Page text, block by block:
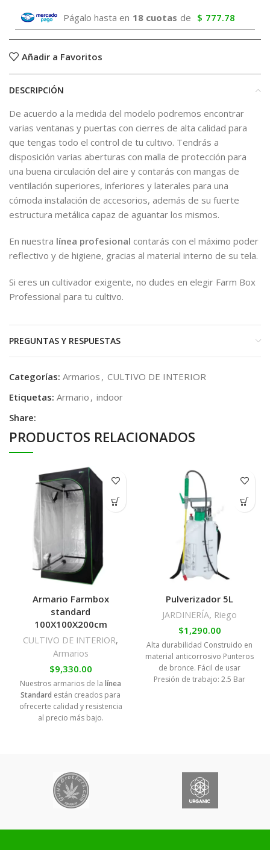
Págalo hasta en 18 cuotas de $ 777.78
Añadir a Favoritos
DESCRIPCIÓN
De acuerdo a la medida del modelo podremos encontrar
varias ventanas y puertas con cierres de alta calidad para
que tengas todo el control de tu cultivo. Tendrás a
disposición varias aberturas con malla de protección para
una buena circulación del aire y contarás con mangas de
ventilación superiores, inferiores y laterales para una
cómoda instalación de accesorios, además de su fuerte
estructura metálica capaz de aguantar los mismos.
En nuestra línea profesional contarás con el máximo poder
reflectivo y de higiene, gracias al material interno de su tela.
Si eres un cultivador exigente, no dudes en elegir Farm Box
Professional para tu cultivo.
PREGUNTAS Y RESPUESTAS
Categorías: Armarios , CULTIVO DE INTERIOR
Etiquetas: Armario , indoor
Share:
PRODUCTOS RELACIONADOS
Armario Farmbox
standard
100X100X200cm
CULTIVO DE INTERIOR,
Armarios
$9,330.00
Nuestros armarios de la línea
Standard están creados para
ofrecerte calidad y resistencia
al precio más bajo.
accesorios y a su uso al
momento de manipular los
cultivos.
Pulverizador 5L
JARDINERÍA, Riego
$1,290.00
Alta durabilidad Construido en
material anticorrosivo Punteros
de bronce. Fácil de usar
Presión de trabajo: 2.5 Bar